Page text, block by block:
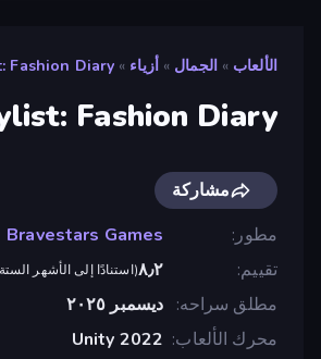
الألعاب » الجمال » أزياء »
Fashion Diary
Fashion Diary
مشاركة
مطور
Bravestars Games
تقييم
٨٫٢(استنادًا إلى الأشهر
مطلق سراحه
ديسمبر ٢٠٢٥
محرك الألعاب Unity 2022